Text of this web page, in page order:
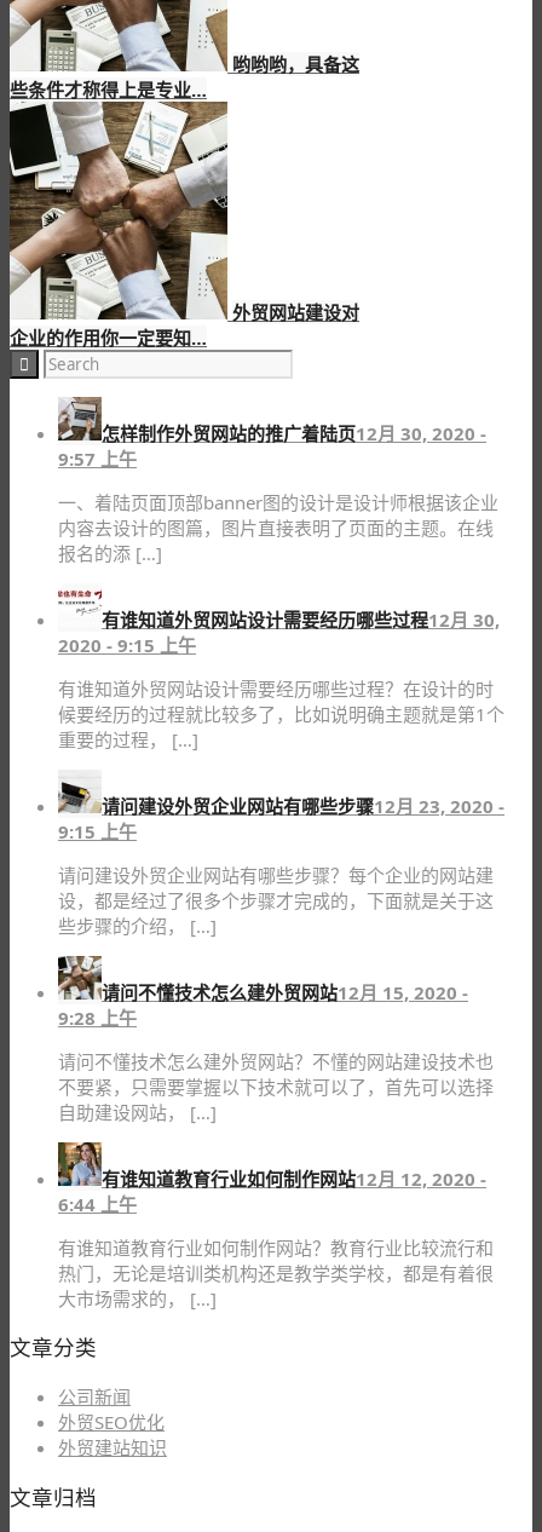
哟哟哟，具备这
些条件才称得上是专业…
外贸网站建设对
企业的作用你一定要知…
怎样制作外贸网站的推广着陆页12月 30, 2020 -
9:57 上午
一、着陆页面顶部banner图的设计是设计师根据该企业
内容去设计的图篇，图片直接表明了页面的主题。在线
报名的添 […]
有谁知道外贸网站设计需要经历哪些过程12月 30,
2020 - 9:15 上午
有谁知道外贸网站设计需要经历哪些过程？在设计的时
候要经历的过程就比较多了，比如说明确主题就是第1个
重要的过程， […]
请问建设外贸企业网站有哪些步骤12月 23, 2020 -
9:15 上午
请问建设外贸企业网站有哪些步骤？每个企业的网站建
设，都是经过了很多个步骤才完成的，下面就是关于这
些步骤的介绍， […]
请问不懂技术怎么建外贸网站12月 15, 2020 -
9:28 上午
请问不懂技术怎么建外贸网站？不懂的网站建设技术也
不要紧，只需要掌握以下技术就可以了，首先可以选择
自助建设网站， […]
有谁知道教育行业如何制作网站12月 12, 2020 -
6:44 上午
有谁知道教育行业如何制作网站？教育行业比较流行和
热门，无论是培训类机构还是教学类学校，都是有着很
大市场需求的， […]
文章分类
公司新闻
外贸SEO优化
外贸建站知识
文章归档